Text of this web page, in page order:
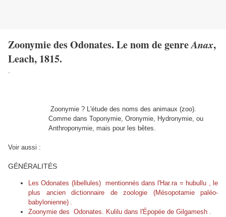
Zoonymie des Odonates. Le nom de genreAnax,
Leach, 1815.
Zoonymie ? L'étude des noms des animaux (zoo).
Comme dans Toponymie, Oronymie, Hydronymie, ou
Anthroponymie, mais pour les bêtes.
Voir aussi :
GÉNÉRALITÉS
Les Odonates (libellules) mentionnés dans l'Har.ra = hubullu , le
plus ancien dictionnaire de zoologie (Mésopotamie paléo-
babylonienne) .
Zoonymie des Odonates. Kulilu dans l'Épopée de Gilgamesh .